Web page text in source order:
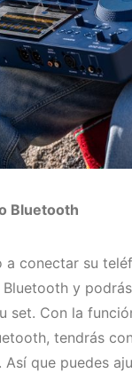
Bluetooth
a conectar su
Bluetooth y
set. Con la
tendrás
Así que puedes